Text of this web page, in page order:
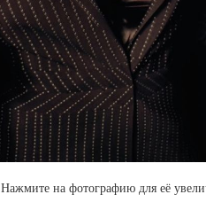
Нажмите на фотографию для её